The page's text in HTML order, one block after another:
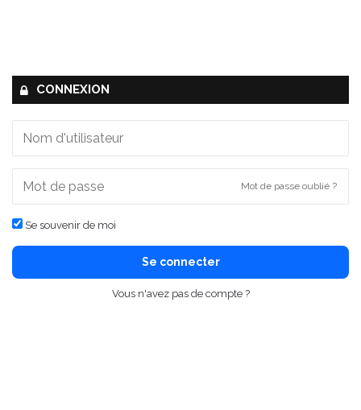
CONNEXION
Mot de passe oublié ?
Se souvenir de moi
Se connecter
Vous n'avez pas de compte ?